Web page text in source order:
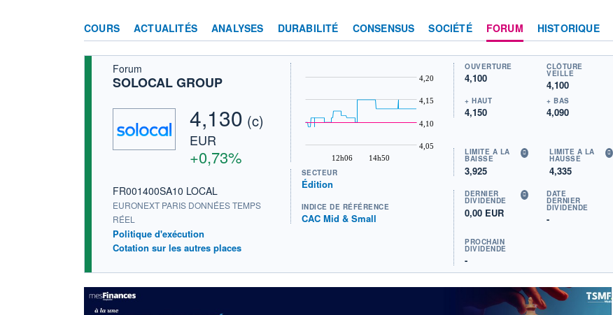
COURS ACTUALITÉS ANALYSES DURABILITÉ CONSENSUS SOCIÉTÉ FORUM HISTORIQUE
Forum
SOLOCAL GROUP
4,130 (c)
EUR
+0,73%
FR001400SA10 LOCAL
EURONEXT PARIS DONNÉES TEMPS
RÉEL
Politique d'exécution
Cotation sur les autres places
12h06 14h50
4,05
4,10
4,15
4,20
SECTEUR
Édition
INDICE DE RÉFÉRENCE
CAC Mid & Small
OUVERTURE
4,100
CLÔTURE
VEILLE
4,100
+ HAUT
4,150
+ BAS
4,090
LIMITE À LA
BAISSE
3,925
LIMITE À LA
HAUSSE
4,335
DERNIER
DIVIDENDE
0,00 EUR
DATE
DERNIER
DIVIDENDE
-
PROCHAIN
DIVIDENDE
-